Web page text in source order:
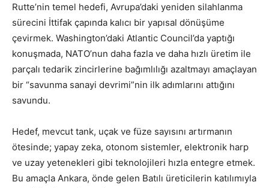
Rutte’nin temel hedefi, Avrupa’daki yeniden silahlanma
sürecini İttifak çapında kalıcı bir yapısal dönüşüme
çevirmek. Washington’daki Atlantic Council’da yaptığı
konuşmada, NATO’nun daha fazla ve daha hızlı üretim ile
parçalı tedarik zincirlerine bağımlılığı azaltmayı amaçlayan
bir “savunma sanayi devrimi”nin ilk adımlarını attığını
savundu.
Hedef, mevcut tank, uçak ve füze sayısını artırmanın
ötesinde; yapay zeka, otonom sistemler, elektronik harp
ve uzay yetenekleri gibi teknolojileri hızla entegre etmek.
Bu amaçla Ankara, önde gelen Batılı üreticilerin katılımıyla